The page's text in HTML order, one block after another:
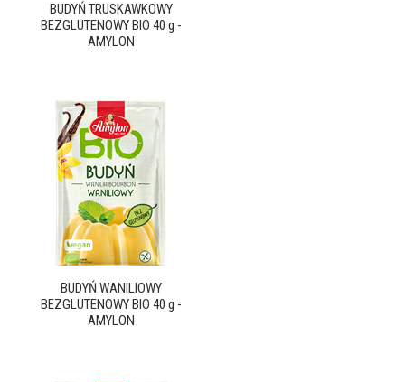
BUDYŃ TRUSKAWKOWY
BEZGLUTENOWY BIO 40 g -
AMYLON
BUDYŃ WANILIOWY
BEZGLUTENOWY BIO 40 g -
AMYLON